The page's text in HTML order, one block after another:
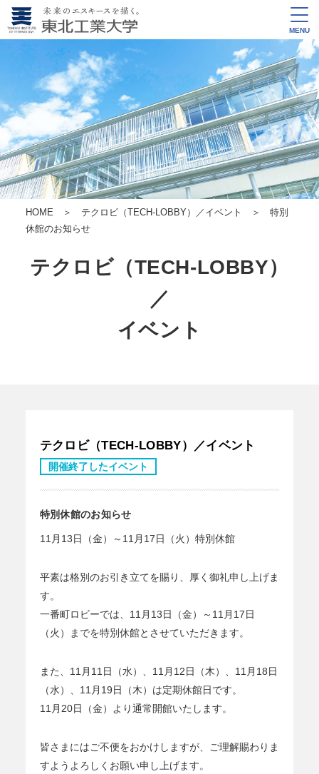
MENU
HOME ＞ テクロビ（TECH-LOBBY）／イベント
＞ 特別
休館のお知らせ
テクロビ（TECH-LOBBY）
／
イベント
テクロビ（TECH-LOBBY）／イベント
開催終了したイベント
特別休館のお知らせ
11月13日（金）～11月17日（火）特別休館
平素は格別のお引き立てを賜り、厚く御礼申し上げま
す。
一番町ロビーでは、11月13日（金）～11月17日
（火）までを特別休館とさせていただきます。
また、11月11日（水）、11月12日（木）、11月18日
（水）、11月19日（木）は定期休館日です。
11月20日（金）より通常開館いたします。
皆さまにはご不便をおかけしますが、ご理解賜わりま
すようよろしくお願い申し上げます。